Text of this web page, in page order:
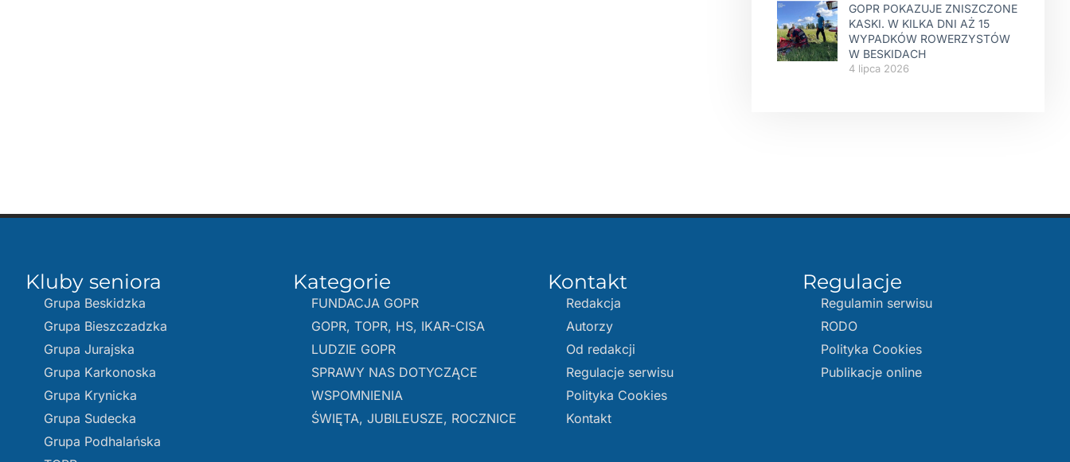
GOPR POKAZUJE ZNISZCZONE
KASKI. W KILKA DNI AŻ 15
WYPADKÓW ROWERZYSTÓW
W BESKIDACH
4 lipca 2026
Kluby seniora
Grupa Beskidzka​
Grupa Bieszczadzka
Grupa Jurajska
Grupa Karkonoska
Grupa Krynicka
Grupa Sudecka
Grupa Podhalańska
Kategorie
FUNDACJA GOPR
GOPR, TOPR, HS, IKAR-CISA
LUDZIE GOPR
SPRAWY NAS DOTYCZĄCE
WSPOMNIENIA
ŚWIĘTA, JUBILEUSZE, ROCZNICE
Kontakt
Redakcja
Autorzy
Od redakcji
Regulacje serwisu
Polityka Cookies
Kontakt
Regulacje
Regulamin serwisu
RODO
Polityka Cookies
Publikacje online